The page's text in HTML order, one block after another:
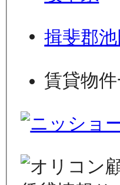
揖斐郡
賃貸物